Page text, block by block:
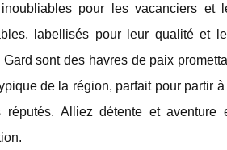
pour les vacanciers et
labellisés pour leur qualité et
sont des havres de paix
de la région, parfait pour partir à
Alliez détente et aventure